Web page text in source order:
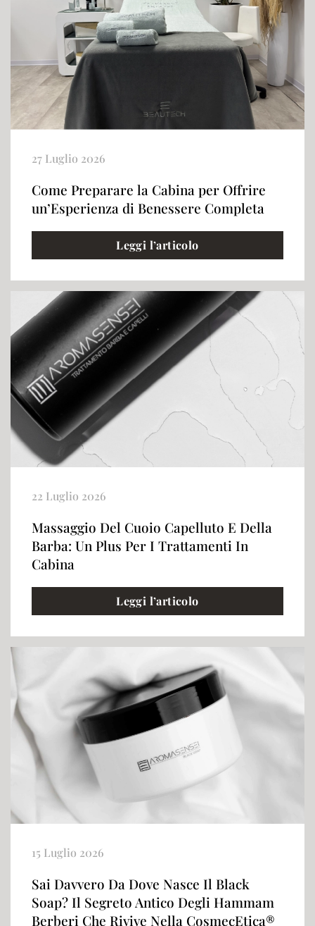
27 Luglio 2026
Come Preparare la Cabina per Offrire
un’Esperienza di Benessere Completa
Leggi l’articolo
22 Luglio 2026
Massaggio Del Cuoio Capelluto E Della
Barba: Un Plus Per I Trattamenti In
Cabina
Leggi l’articolo
15 Luglio 2026
Sai Davvero Da Dove Nasce Il Black
Soap? Il Segreto Antico Degli Hammam
Berberi Che Rivive Nella CosmecEtica®